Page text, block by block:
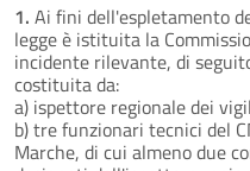
1. Ai fini dell'espletamento
legge è istituita la
incidente rilevante, di
costituita da:
a) ispettore regionale dei
b) tre funzionari tecnici del
Marche, di cui almeno due